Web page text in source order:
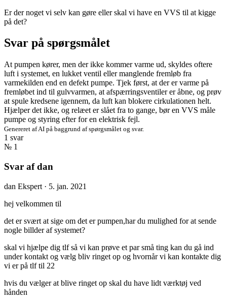
Er der noget vi selv kan gøre eller skal vi have en VVS til at kigge
på det?
Svar på spørgsmålet
At pumpen kører, men der ikke kommer varme ud, skyldes oftere
luft i systemet, en lukket ventil eller manglende fremløb fra
varmekilden end en defekt pumpe. Tjek først, at der er varme på
fremløbet ind til gulvvarmen, at afspærringsventiler er åbne, og prøv
at spule kredsene igennem, da luft kan blokere cirkulationen helt.
Hjælper det ikke, og relæet er slået fra to gange, bør en VVS måle
pumpe og styring efter for en elektrisk fejl.
Genereret af AI på baggrund af spørgsmålet og svar.
1 svar
№ 1
Svar af dan
dan Ekspert · 5. jan. 2021
hej velkommen til
det er svært at sige om det er pumpen,har du mulighed for at sende
nogle billder af systemet?
skal vi hjælpe dig tlf så vi kan prøve et par små ting kan du gå ind
under kontakt og vælg bliv ringet op og hvornår vi kan kontakte dig
vi er på tlf til 22
hvis du vælger at blive ringet op skal du have lidt værktøj ved
hånden